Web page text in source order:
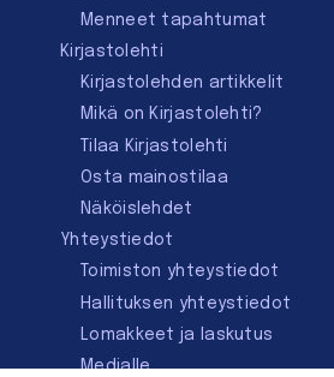
Menneet tapahtumat
Kirjastolehti
Kirjastolehden artikkelit
Mikä on Kirjastolehti?
Tilaa Kirjastolehti
Osta mainostilaa
Näköislehdet
Yhteystiedot
Toimiston yhteystiedot
Hallituksen yhteystiedot
Lomakkeet ja laskutus
Medialle